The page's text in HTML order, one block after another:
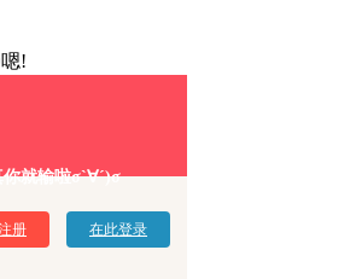
!
你就输啦σ`∀´)σ
册 在此登录